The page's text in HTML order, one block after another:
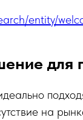
entity/
для
на